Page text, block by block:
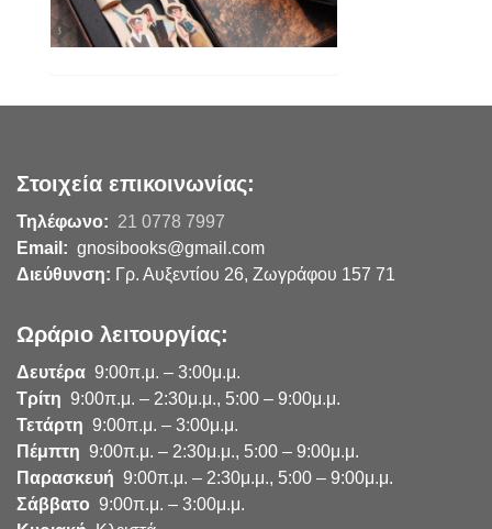
Στοιχεία επικοινωνίας:
Τηλέφωνο: 21 0778 7997
Email: gnosibooks@gmail.com
Διεύθυνση: Γρ. Αυξεντίου 26, Ζωγράφου 157 71
Ωράριο λειτουργίας:
Δευτέρα 9:00π.μ. – 3:00μ.μ.
Τρίτη 9:00π.μ. – 2:30μ.μ., 5:00 – 9:00μ.μ.
Τετάρτη 9:00π.μ. – 3:00μ.μ.
Πέμπτη 9:00π.μ. – 2:30μ.μ., 5:00 – 9:00μ.μ.
Παρασκευή 9:00π.μ. – 2:30μ.μ., 5:00 – 9:00μ.μ.
Σάββατο 9:00π.μ. – 3:00μ.μ.